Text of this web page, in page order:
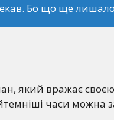
Бо що ще
який вражає своєю
часи